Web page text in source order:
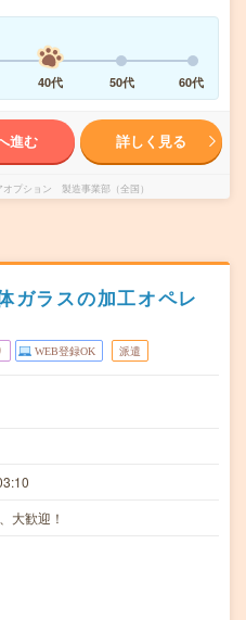
40代 50代 60代
進む 詳しく見る
プション 製造事業部（全国）
ガラスの加工オペレ
WEB登録OK 派遣
大歓迎！